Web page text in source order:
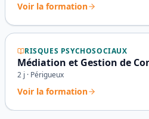
Voir la formation
RISQUES PSYCHOSOCIAUX
Médiation et Gestion de
2 j · Périgueux
Voir la formation